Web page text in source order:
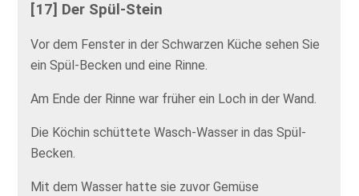
[17] Der Spül-Stein
Vor dem Fenster in der Schwarzen Küche sehen Sie
ein Spül-Becken und eine Rinne.
Am Ende der Rinne war früher ein Loch in der Wand.
Die Köchin schüttete Wasch-Wasser in das Spül-
Becken.
Mit dem Wasser hatte sie zuvor Gemüse